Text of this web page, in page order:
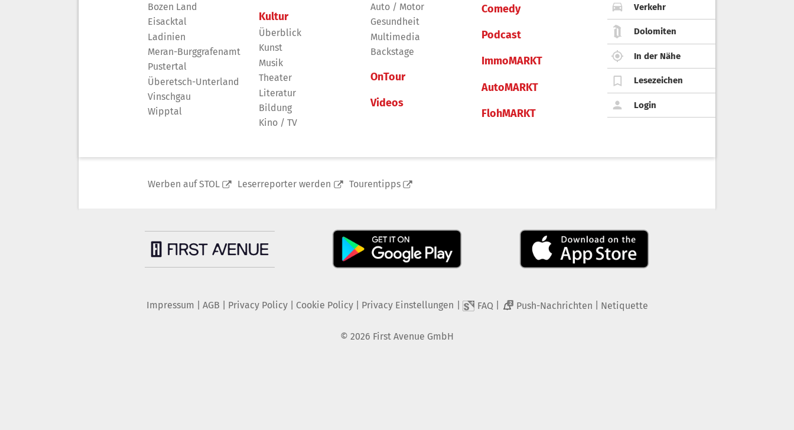
Bozen Land
Eisacktal
Ladinien
Meran-Burggrafenamt
Pustertal
Überetsch-Unterland
Vinschgau
Wipptal
Kultur
Überblick
Kunst
Musik
Theater
Literatur
Bildung
Kino / TV
Auto / Motor
Gesundheit
Multimedia
Backstage
OnTour
Videos
Comedy
Podcast
ImmoMARKT
AutoMARKT
FlohMARKT
Verkehr
Dolomiten
In der Nähe
Lesezeichen
Login
Werben auf STOL Leserreporter werden Tourentipps
Impressum AGB Privacy Policy| Cookie Policy| Privacy Einstellungen FAQ 2 Push-Nachrichten Netiquette
© 2026 First Avenue GmbH